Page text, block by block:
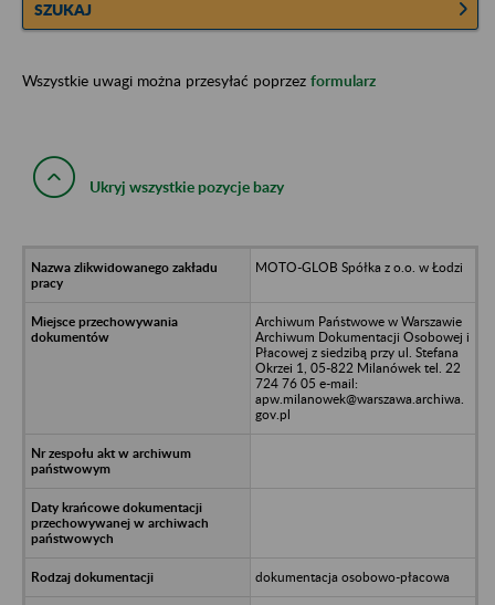
SZUKAJ
Wszystkie uwagi można przesyłać poprzez formularz
Ukryj wszystkie pozycje bazy
MOTO-GLOB Spółka z o.o. w Łodzi
Archiwum Państwowe w Warszawie
Archiwum Dokumentacji Osobowej i
Płacowej z siedzibą przy ul. Stefana
Okrzei 1, 05-822 Milanówek tel. 22
724 76 05 e-mail:
apw.milanowek@warszawa.archiwa.
gov.pl
dokumentacja osobowo-płacowa